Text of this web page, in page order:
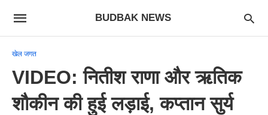
BUDBAK NEWS
खेल जगत
VIDEO: नितीश राणा और ऋतिक
शौकीन की हुई लड़ाई, कप्तान सुर्य